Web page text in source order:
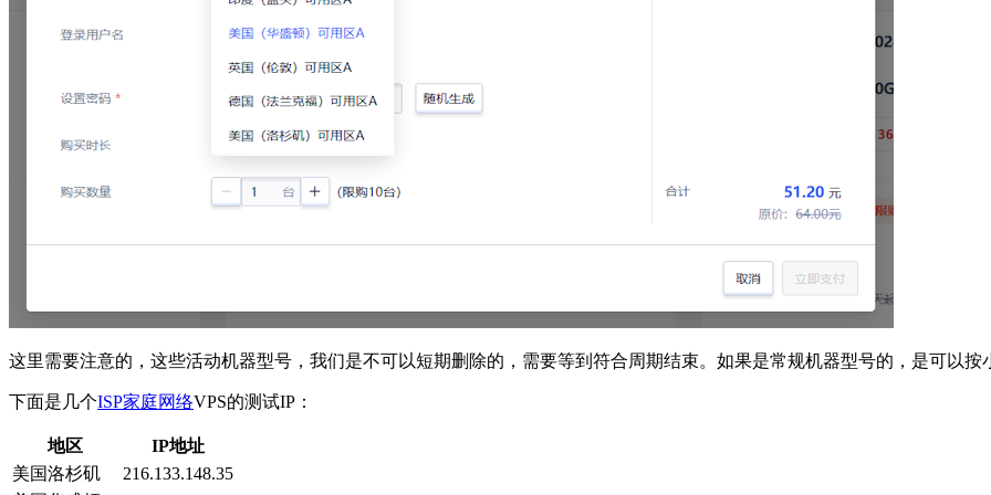
这里需要注意的，这些活动机器型号，我们是不可以短期删除的，需要等到符合周期结束。如果是常规机器型号的，是可以按
下面是几个ISP家庭网络VPS的测试IP：
地区
IP地址
美国洛杉矶
216.133.148.35